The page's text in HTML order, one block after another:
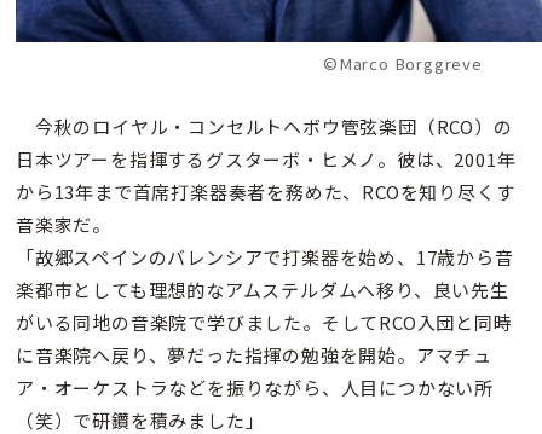
©Marco Borggreve
今秋のロイヤル・コンセルトヘボウ管弦楽団（RCO）の
日本ツアーを指揮するグスターボ・ヒメノ。彼は、2001年
から13年まで首席打楽器奏者を務めた、RCOを知り尽くす
音楽家だ。
「故郷スペインのバレンシアで打楽器を始め、17歳から音
楽都市としても理想的なアムステルダムへ移り、良い先生
がいる同地の音楽院で学びました。そしてRCO入団と同時
に音楽院へ戻り、夢だった指揮の勉強を開始。アマチュ
ア・オーケストラなどを振りながら、人目につかない所
（笑）で研鑽を積みました」